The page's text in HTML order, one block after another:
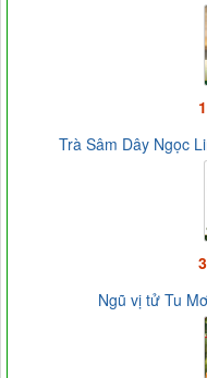
Trà Sâm Dây Ngọc
Ngũ vị tử Tu